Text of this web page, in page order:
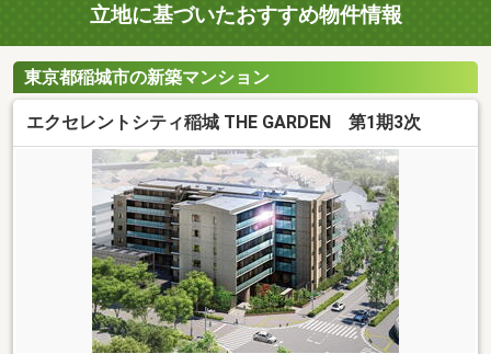
立地に基づいたおすすめ物件情報
東京都稲城市の新築マンション
エクセレントシティ稲城 THE GARDEN 第1期3次